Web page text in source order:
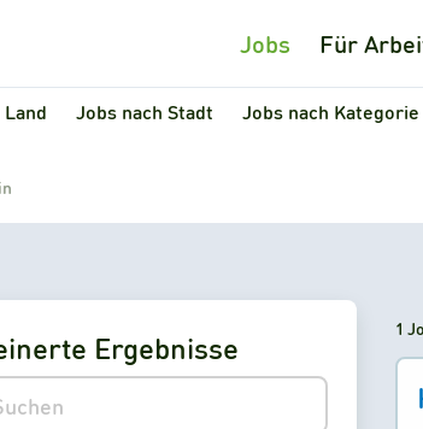
Jobs Für
Jobs nach Stadt Jobs nach Kategorie
Ergebnisse
1